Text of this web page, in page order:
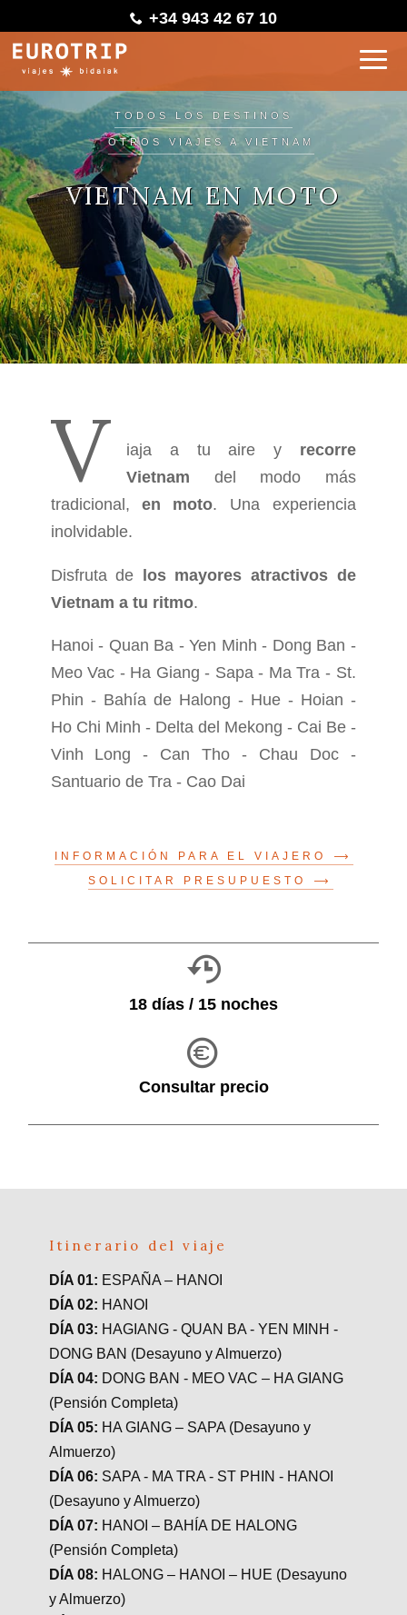
+34 943 42 67 10
TODOS LOS DESTINOS
OTROS VIAJES A VIETNAM
VIETNAM EN MOTO
V iaja a tu aire y recorre
Vietnam del modo más
tradicional, en moto. Una experiencia
inolvidable.
Disfruta de los mayores atractivos de
Vietnam a tu ritmo.
Hanoi - Quan Ba - Yen Minh - Dong Ban -
Meo Vac - Ha Giang - Sapa - Ma Tra - St.
Phin - Bahía de Halong - Hue - Hoian -
Ho Chi Minh - Delta del Mekong - Cai Be -
Vinh Long - Can Tho - Chau Doc -
Santuario de Tra - Cao Dai
INFORMACIÓN PARA EL VIAJERO
SOLICITAR PRESUPUESTO
18 días / 15 noches
Consultar precio
Itinerario del viaje
DÍA 01: ESPAÑA – HANOI
DÍA 02: HANOI
DÍA 03: HAGIANG - QUAN BA - YEN MINH -
DONG BAN (Desayuno y Almuerzo)
DÍA 04: DONG BAN - MEO VAC – HA GIANG
(Pensión Completa)
DÍA 05: HA GIANG – SAPA (Desayuno y
Almuerzo)
DÍA 06: SAPA - MA TRA - ST PHIN - HANOI
(Desayuno y Almuerzo)
DÍA 07: HANOI – BAHÍA DE HALONG
(Pensión Completa)
DÍA 08: HALONG – HANOI – HUE (Desayuno
y Almuerzo)